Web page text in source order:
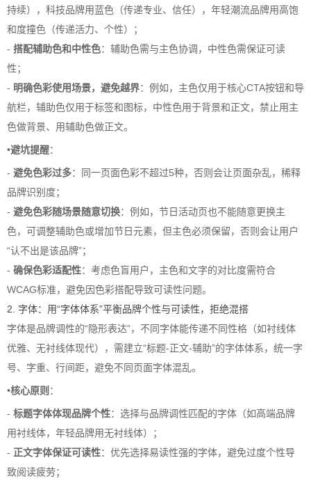
持续），科技品牌用蓝色（传递专业、信任），年轻潮流品牌用高饱
和度撞色（传递活力、个性）；
- 搭配辅助色和中性色：辅助色需与主色协调，中性色需保证可读
性；
- 明确色彩使用场景，避免越界：例如，主色仅用于核心CTA按钮和导
航栏，辅助色仅用于标签和图标，中性色用于背景和正文，禁止用主
色做背景、用辅助色做正文。
•避坑提醒：
- 避免色彩过多：同一页面色彩不超过5种，否则会让页面杂乱，稀释
品牌识别度；
- 避免色彩随场景随意切换：例如，节日活动页也不能随意更换主
色，可调整辅助色或增加节日元素，但主色必须保留，否则会让用户
“认不出是该品牌”；
- 确保色彩适配性：考虑色盲用户，主色和文字的对比度需符合
WCAG标准，避免因色彩搭配导致可读性问题。
2. 字体：用“字体体系”平衡品牌个性与可读性，拒绝混搭
字体是品牌调性的“隐形表达”，不同字体能传递不同性格（如衬线体
优雅、无衬线体现代），需建立“标题-正文-辅助”的字体体系，统一字
号、字重、行间距，避免不同页面字体混乱。
•核心原则 ：
- 标题字体体现品牌个性：选择与品牌调性匹配的字体（如高端品牌
用衬线体，年轻品牌用无衬线体）；
- 正文字体保证可读性：优先选择易读性强的字体，避免过度个性导
致阅读疲劳；